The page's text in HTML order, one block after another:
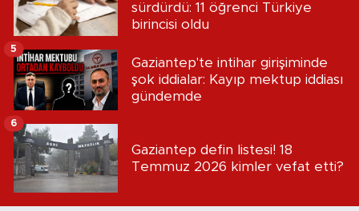
sürdürdü: 11 öğrenci Türkiye
birincisi oldu
Gaziantep'te intihar girişiminde
şok iddialar: Kayıp mektup iddiası
gündemde
5
Gaziantep defin listesi! 18
Temmuz 2026 kimler vefat etti?
6